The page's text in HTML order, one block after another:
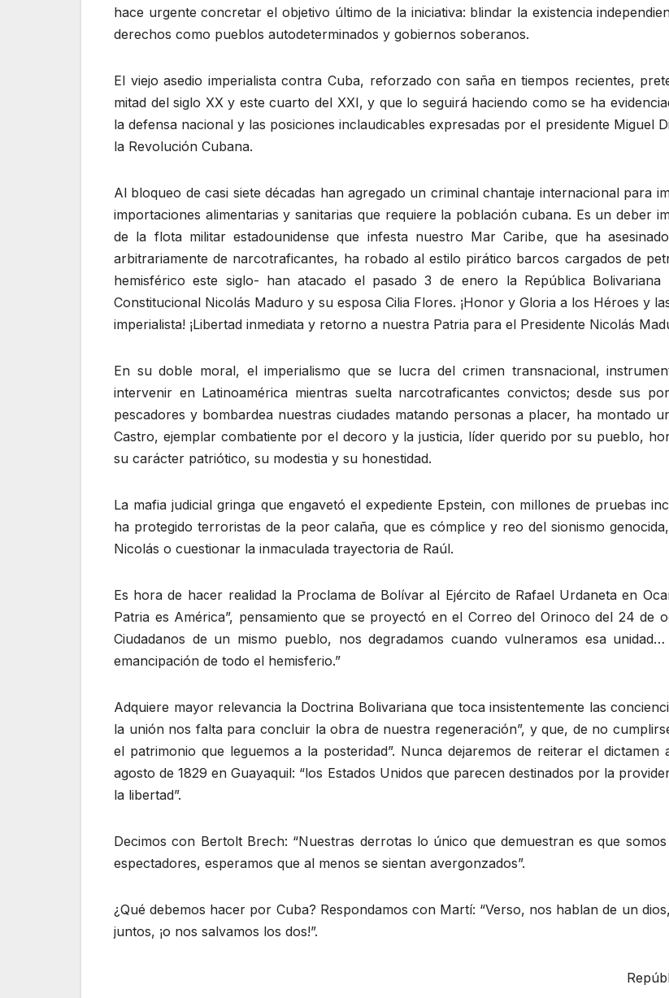
hace urgente concretar el objetivo último de la iniciativa: blindar la existencia
derechos como pueblos autodeterminados y gobiernos soberanos.
El viejo asedio imperialista contra Cuba, reforzado con saña en tiempos recientes,
mitad del siglo XX y este cuarto del XXI, y que lo seguirá haciendo como se ha
la defensa nacional y las posiciones inclaudicables expresadas por el presidente Miguel
la Revolución Cubana.
Al bloqueo de casi siete décadas han agregado un criminal chantaje internacional para
importaciones alimentarias y sanitarias que requiere la población cubana. Es un deber
de la flota militar estadounidense que infesta nuestro Mar Caribe, que ha
arbitrariamente de narcotraficantes, ha robado al estilo pirático barcos cargados de
hemisférico este siglo- han atacado el pasado 3 de enero la República Bolivariana
Constitucional Nicolás Maduro y su esposa Cilia Flores. ¡Honor y Gloria a los Héroes y
imperialista! ¡Libertad inmediata y retorno a nuestra Patria para el Presidente Nicolás
En su doble moral, el imperialismo que se lucra del crimen transnacional,
intervenir en Latinoamérica mientras suelta narcotraficantes convictos; desde sus
pescadores y bombardea nuestras ciudades matando personas a placer, ha montado
Castro, ejemplar combatiente por el decoro y la justicia, líder querido por su pueblo,
su carácter patriótico, su modestia y su honestidad.
La mafia judicial gringa que engavetó el expediente Epstein, con millones de pruebas
ha protegido terroristas de la peor calaña, que es cómplice y reo del sionismo
Nicolás o cuestionar la inmaculada trayectoria de Raúl.
Es hora de hacer realidad la Proclama de Bolívar al Ejército de Rafael Urdaneta en
Patria es América”, pensamiento que se proyectó en el Correo del Orinoco del 24 de
Ciudadanos de un mismo pueblo, nos degradamos cuando vulneramos esa
emancipación de todo el hemisferio.”
Adquiere mayor relevancia la Doctrina Bolivariana que toca insistentemente las
la unión nos falta para concluir la obra de nuestra regeneración”, y que, de no
el patrimonio que leguemos a la posteridad”. Nunca dejaremos de reiterar el
agosto de 1829 en Guayaquil: “los Estados Unidos que parecen destinados por la
la libertad”.
Decimos con Bertolt Brech: “Nuestras derrotas lo único que demuestran es que
espectadores, esperamos que al menos se sientan avergonzados”.
¿Qué debemos hacer por Cuba? Respondamos con Martí: “Verso, nos hablan de un
juntos, ¡o nos salvamos los dos!”.